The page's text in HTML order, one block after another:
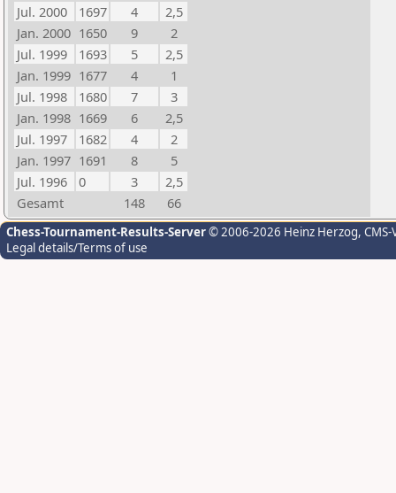
Jul. 2000
1697 4
2,5
Jan. 2000 1650 9
2
Jul. 1999
1693 5
2,5
Jan. 1999 1677 4
1
Jul. 1998
1680 7
3
Jan. 1998 1669 6
2,5
Jul. 1997
1682 4
2
Jan. 1997 1691 8
5
Jul. 1996
0 3
2,5
Gesamt
148 66
Chess-Tournament-Results-Server© 2006-2026 Heinz Herzog,
Legal details/Terms of use